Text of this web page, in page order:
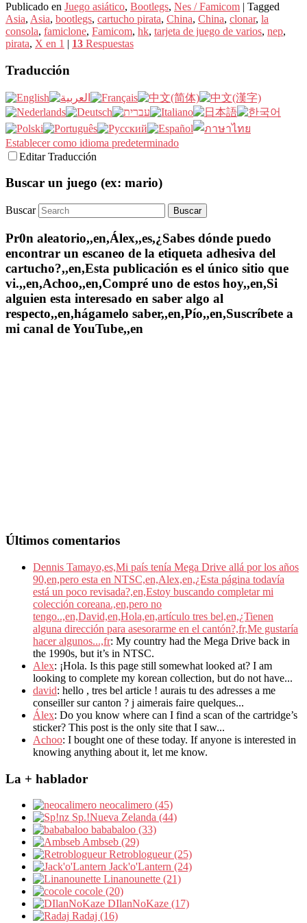
Publicado en Juego asiático, Bootlegs, Nes / Famicom | Tagged
Asia, Asia, bootlegs, cartucho pirata, China, China, clonar, la
consola, famiclone, Famicom, hk, tarjeta de juego de varios, nep,
pirata, X en 1 | 13 Respuestas
Traducción
Establecer como idioma predeterminado
Editar Traducción
Buscar un juego (ex: mario)
Buscar
Pr0n aleatorio,,en,Álex,,es,¿Sabes dónde puedo
encontrar un escaneo de la etiqueta adhesiva del
cartucho?,,en,Esta publicación es el único sitio que
vi.,,en,Achoo,,en,Compré uno de estos hoy,,en,Si
alguien esta interesado en saber algo al
respecto,,en,hágamelo saber,,en,Pío,,en,Suscríbete a
mi canal de YouTube,,en
Últimos comentarios
Dennis Tamayo,es,Mi país tenía Mega Drive allá por los años
90,en,pero esta en NTSC,en,Alex,en,¿Esta página todavía
está un poco revisada?,en,Estoy buscando completar mi
colección coreana.,en,pero no
tengo..,en,David,en,Hola,en,artículo tres bel,en,¿Tienen
alguna dirección para asesorarme en el cantón?,fr,Me gustaría
hacer algunos...,fr: My country had the Mega Drive back in
the 1990s, but it’s in NTSC.
Alex: ¡Hola. Is this page still somewhat looked at? I am
looking to complete my korean collection, but do not have...
david: hello , tres bel article ! aurais tu des adresses a me
conseiller sur canton ? j aimerais faire quelques...
Álex: Do you know where can I find a scan of the cartridge’s
sticker? This post is the only site that I saw...
Achoo: I bought one of these today. If anyone is interested in
knowing anything about it, let me know.
La + hablador
neocalimero (45)
Sp.!Nueva Zelanda (44)
bababaloo (33)
Ambseb (29)
Retroblogueur (25)
Jack'o'Lantern (24)
Linanounette (21)
cocole (20)
DIlanNoKaze (17)
Radaj (16)